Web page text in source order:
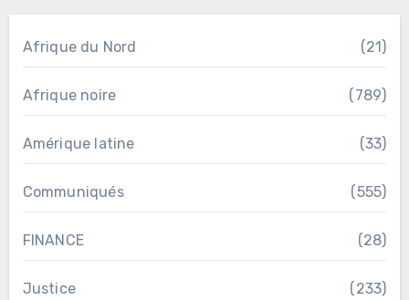
Afrique du Nord (21)
Afrique noire (789)
Amérique latine (33)
Communiqués (555)
FINANCE (28)
Justice (233)